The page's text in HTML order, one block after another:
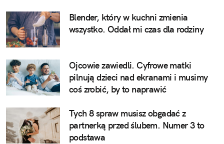
Blender, który w kuchni zmienia
wszystko. Oddał mi czas dla rodziny
Ojcowie zawiedli. Cyfrowe matki
pilnują dzieci nad ekranami i musimy
coś zrobić, by to naprawić
Tych 8 spraw musisz obgadać z
partnerką przed ślubem. Numer 3 to
podstawa